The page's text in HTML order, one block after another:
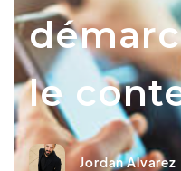
le
Jordan Alvarez